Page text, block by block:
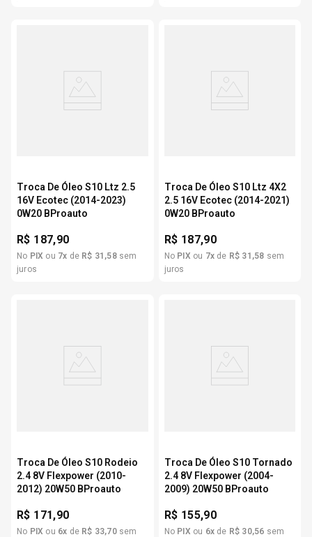
Troca De Óleo S10 Ltz 2.5
16V Ecotec (2014-2023)
0W20 BProauto
R$ 187,90
No PIX ou 7x de R$ 31 ,58sem
juros
Troca De Óleo S10 Ltz 4X2
2.5 16V Ecotec (2014-2021)
0W20 BProauto
R$ 187,90
No PIX ou 7xde R$ 31 ,58 sem
juros
Troca De Óleo S10 Rodeio
2.4 8V Flexpower (2010-
2012) 20W50 BProauto
R$ 171,90
No PIX ou 6x de R$ 33,70sem
Troca De Óleo S10 Tornado
2.4 8V Flexpower (2004-
2009) 20W50 BProauto
R$ 155,90
No PIX ou 6xde R$ 30,56 sem